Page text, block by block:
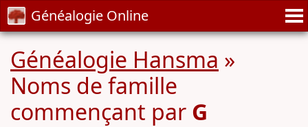
Généalogie Online
Généalogie Hansma »
Noms de famille
commençant par G